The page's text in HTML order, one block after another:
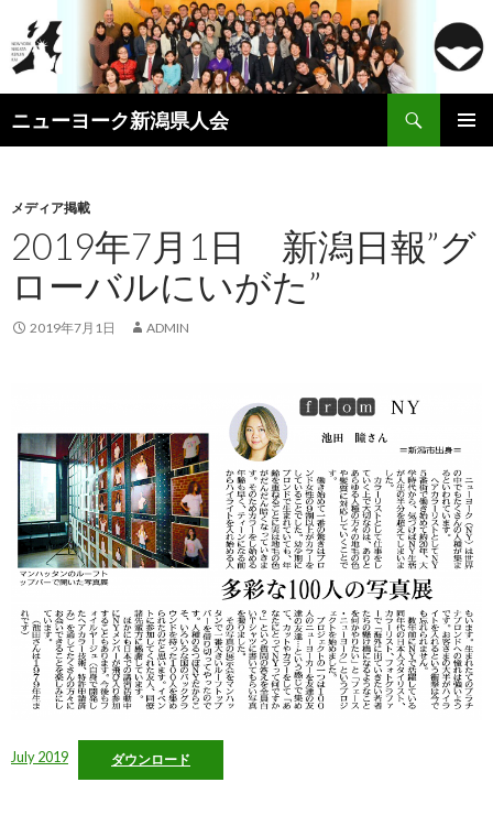
ニューヨーク新潟県人会
索
ン
ツ
へ
ス
キ
ッ
メディア掲載
2019年7月1日 新潟日報”グ
ローバルにいがた”
2019年7月1日 ADMIN
July 2019 ダウンロード